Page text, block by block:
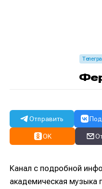
Отправить
OK
Канал с подробной
академическая музыка